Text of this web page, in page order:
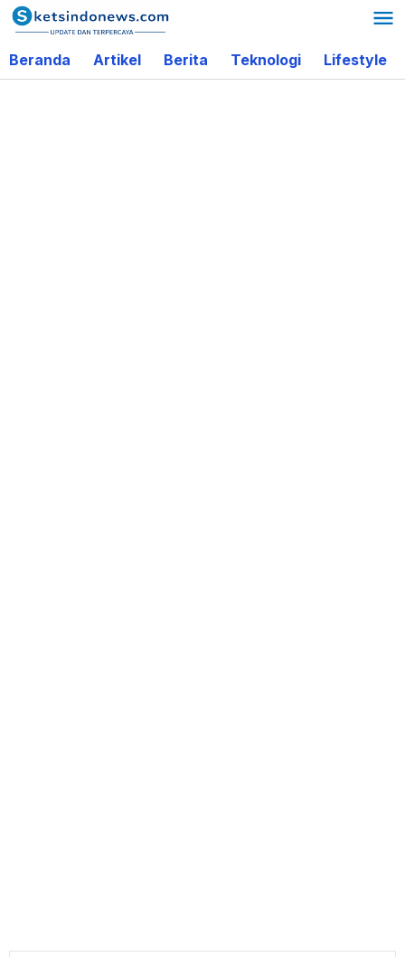
Lewati
ke
konten
Beranda Artikel Berita Teknologi Lifestyle